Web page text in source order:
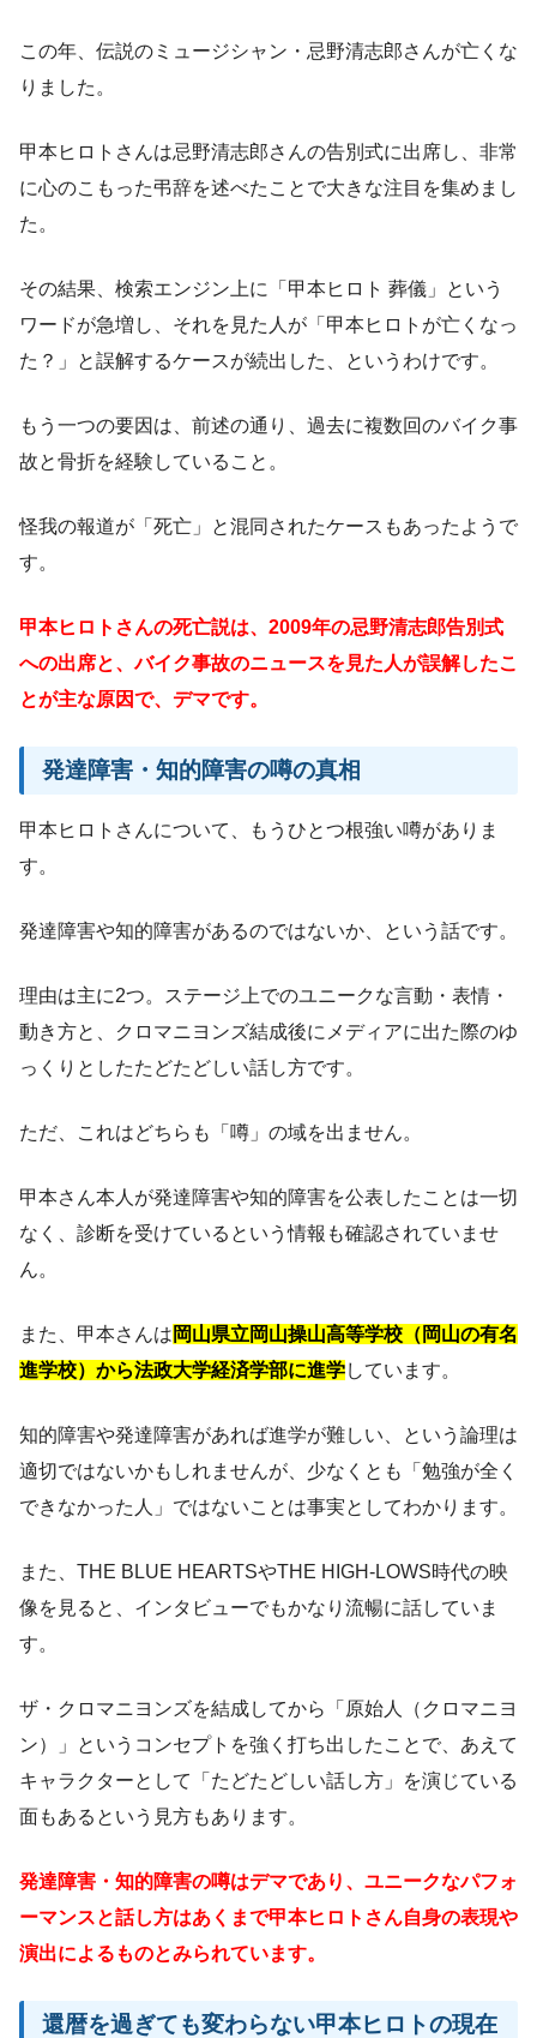
この年、伝説のミュージシャン・忌野清志郎さんが亡くな
りました。
甲本ヒロトさんは忌野清志郎さんの告別式に出席し、非常
に心のこもった弔辞を述べたことで大きな注目を集めまし
た。
その結果、検索エンジン上に「甲本ヒロト 葬儀」という
ワードが急増し、それを見た人が「甲本ヒロトが亡くなっ
た？」と誤解するケースが続出した、というわけです。
もう一つの要因は、前述の通り、過去に複数回のバイク事
故と骨折を経験していること。
怪我の報道が「死亡」と混同されたケースもあったようで
す。
甲本ヒロトさんの死亡説は、2009年の忌野清志郎告別式
への出席と、バイク事故のニュースを見た人が誤解したこ
とが主な原因で、デマです。
発達障害・知的障害の噂の真相
甲本ヒロトさんについて、もうひとつ根強い噂がありま
す。
発達障害や知的障害があるのではないか、という話です。
理由は主に2つ。ステージ上でのユニークな言動・表情・
動き方と、クロマニヨンズ結成後にメディアに出た際のゆ
っくりとしたたどたどしい話し方です。
ただ、これはどちらも「噂」の域を出ません。
甲本さん本人が発達障害や知的障害を公表したことは一切
なく、診断を受けているという情報も確認されていませ
ん。
また、甲本さんは 岡山県立岡山操山高等学校（岡山の有名
進学校）から法政大学経済学部に進学しています。
知的障害や発達障害があれば進学が難しい、という論理は
適切ではないかもしれませんが、少なくとも「勉強が全く
できなかった人」ではないことは事実としてわかります。
また、THE BLUE HEARTSやTHE HIGH-LOWS時代の映
像を見ると、インタビューでもかなり流暢に話していま
す。
ザ・クロマニヨンズを結成してから「原始人（クロマニヨ
ン）」というコンセプトを強く打ち出したことで、あえて
キャラクターとして「たどたどしい話し方」を演じている
面もあるという見方もあります。
発達障害・知的障害の噂はデマであり、ユニークなパフォ
ーマンスと話し方はあくまで甲本ヒロトさん自身の表現や
演出によるものとみられています。
還暦を過ぎても変わらない甲本ヒロトの現在